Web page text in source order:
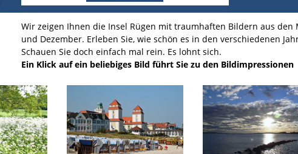
Wir zeigen Ihnen die Insel Rügen mit traumhaften Bildern aus den
und Dezember. Erleben Sie, wie schön es in den verschiedenen
Schauen Sie doch einfach mal rein. Es lohnt sich.
Ein Klick auf ein beliebiges Bild führt Sie zu den Bildimpressionen